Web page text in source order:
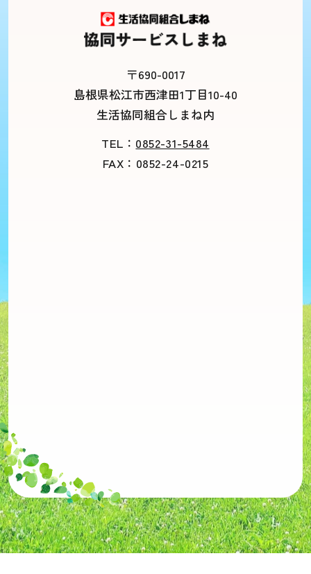
〒690-0017
島根県松江市西津田1丁目10-40
生活協同組合しまね内
TEL： 0852-31-5484
FAX：0852-24-0215